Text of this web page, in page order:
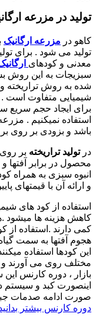
تولید در مزرعه
کاهو در مزرعه ارگانیک
تولید می شود . برای
معدنی و کودهای
سبزیجات به این روش
شده به روش تراریخته و
شیمیایی متفاوت است .
برای ایجاد حجم سریع
استفاده نمیکنیم .
باشد و بزودی بر روی
درتولید تراریخته بر
محصول در برابر آفتها
انبوه سبزی به همراه
و ارائه آن با قیمتهای
استفاده از کود های
کاهش هزینه ها میشود
کمی دارند .استفاده از
هجوم آفتها به سمت
این کودها استفاده
مختلف روی می آورند و
بازار ، دوره کارنس
اینصورت کبد و سیستم
صورت ادامه صدمات
دوره کارنس بیشتر